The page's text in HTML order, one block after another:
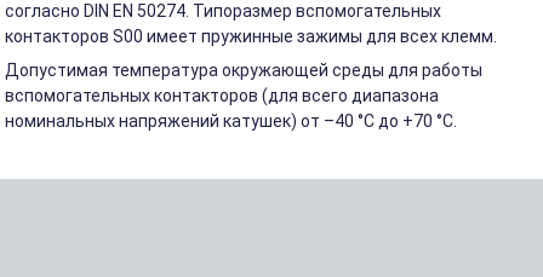
согласно DIN EN 50274. Типоразмер вспомогательных
контакторов S00 имеет пружинные зажимы для всех клемм.
Допустимая температура окружающей среды для работы
вспомогательных контакторов (для всего диапазона
номинальных напряжений катушек) от –40 °C до +70 °C.